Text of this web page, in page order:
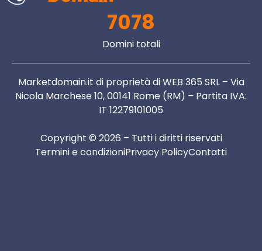
7078
Domini totali
Marketdomain.it di proprietà di WEB 365 SRL – Via
Nicola Marchese 10, 00141 Rome (RM) – Partita IVA:
IT 12279101005
Copyright © 2026 – Tutti i diritti riservati
Termini e condizioniPrivacy PolicyContatti